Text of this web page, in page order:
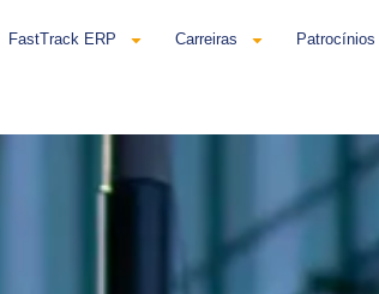
FastTrack ERP Carreiras Patrocínios